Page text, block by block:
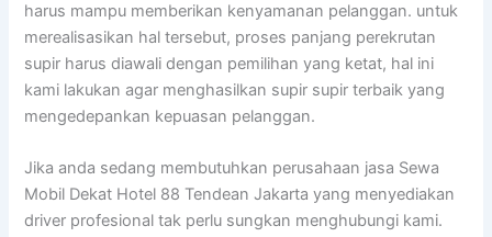
harus mampu memberikan kenyamanan pelanggan. untuk
merealisasikan hal tersebut, proses panjang perekrutan
supir harus diawali dengan pemilihan yang ketat, hal ini
kami lakukan agar menghasilkan supir supir terbaik yang
mengedepankan kepuasan pelanggan.
Jika anda sedang membutuhkan perusahaan jasa Sewa
Mobil Dekat Hotel 88 Tendean Jakarta yang menyediakan
driver profesional tak perlu sungkan menghubungi kami.